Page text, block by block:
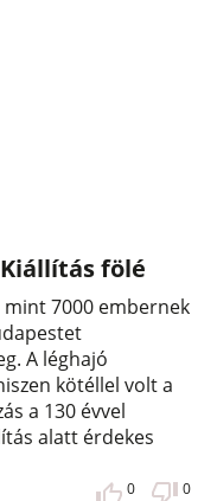
fölé
7000 embernek
A léghajó
kötéllel volt a
a 130 évvel
alatt érdekes
0 0